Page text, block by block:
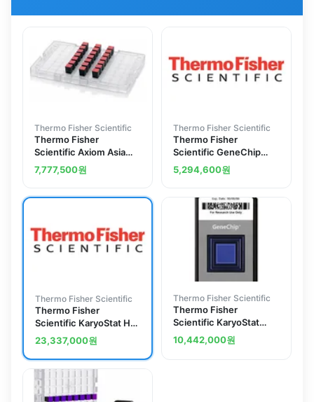
Thermo Fisher Scientific
Thermo Fisher
Scientific Axiom Asia
Precision Medicine
Research Array Kit, 24-
7,777,500원
Thermo Fisher Scientific
Thermo Fisher
Scientific GeneChip
PrimeView Global Gene
Expression Profile
5,294,600원
Thermo Fisher Scientific
Thermo Fisher
Scientific KaryoStat HD
Assay Plus
23,337,000원
Thermo Fisher Scientific
Thermo Fisher
Scientific KaryoStat
Assay
10,442,000원